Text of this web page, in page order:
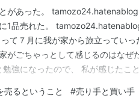
があった。
1品売れた。
て７月に我が家から旅立ってい
がごちゃっとして感じるのはなぜ
強になったので、 私が感じたこ
るお給料をいただいてきた。 学生
売るということ #売り手と買い手